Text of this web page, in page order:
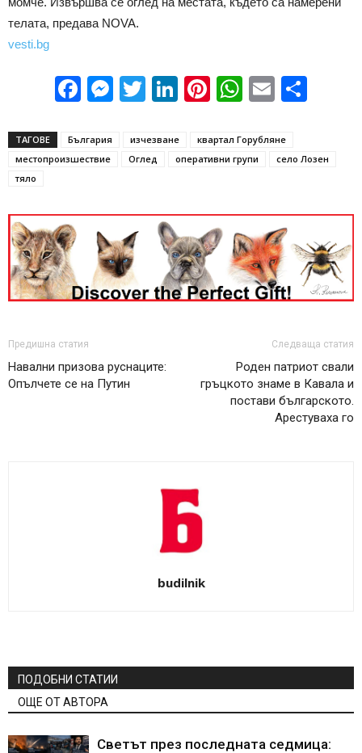
телата, предава NOVA.
vesti.bg
Facebook
Messenger
Twitter
LinkedIn
Pinterest
WhatsApp
Email
ТАГОВЕ България изчезване
квартал Горубляне
местопроизшествие
Оглед оперативни групи
село Лозен
тяло
Предишна статия
Навални призова руснаците:
Опълчете се на Путин
Следваща статия
Роден патриот свали
гръцкото знаме в Кавала и
постави българското.
Арестуваха го
budilnik
ПОДОБНИ СТАТИИ
ОЩЕ ОТ АВТОРА
Светът през последната седмица: